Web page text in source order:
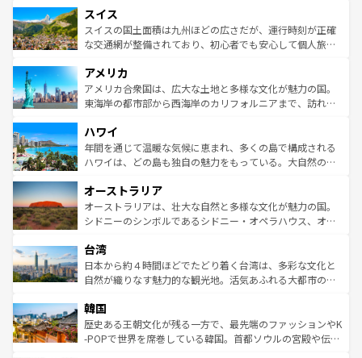
れる地方に足を運ぶとそれぞれで全く異なる文化を体験で
きるだろう。 なお、新着のフランス情報はコンテンツ一覧
を参照してほしい。
は、お酒好きな人にはぜひ体験してほしい。 なお、新着の
ドイツ情報はコンテンツ一覧を参照してほしい。
リアごとに異なる魅力がある。また、優雅なアフタヌーン
ティー、ビール好きにはたまらない英国パブ、サッカー観
戦など、本場だからこそできる体験も豊富。イギリスを旅
ンツ一覧を参照してほしい。
スイス
スイスの国土面積は九州ほどの広さだが、運行時刻が正確
な交通網が整備されており、初心者でも安心して個人旅行
の建物がそのまま残る町や、スイスならではのユニークな
博物館もあり、アルプス観光だけでなく町歩きも満喫する
ことができる。国民の所得が高いため物価も高いが、旅行
ば市内交通費無料で観光を楽しむこともできる。 なお、新
着のスイス情報はコンテンツ一覧 を参照してほしい。
アメリカ
アメリカ合衆国は、広大な土地と多様な文化が魅力の国。
東海岸の都市部から西海岸のカリフォルニアまで、訪れる
のような巨大都市は、観光、ショッピング、エンターテイ
ンメントが詰まった刺激的なスポットだ。一方、アメリカ
西部には大自然が広がり、グランドキャニオンやイエロー
部のニューオーリンズでは、音楽と美食が融合した独特の
文化が魅力。旅行者はアメリカの各地域で異なる魅力を楽
しみながら、その多様性と豊かな歴史を感じることができ
ならではの贅沢な旅のスタイルだ。 なお、新着のアメリカ
情報はコンテンツ一覧を参照してほしい。
ハワイ
年間を通じて温暖な気候に恵まれ、多くの島で構成される
ハワイは、どの島も独自の魅力をもっている。大自然の神
ワイ島は見逃せない。また、定番の観光地といえばオアフ
島だが、静かな自然を求めるならマウイ島やカウアイ島が
おすすめ。エメラルドグリーンに輝く海をはじめ、豊かな
れるおもてなしの心で訪れる人々を迎えてくれるハワイの
人々、おいしいローカルフードやハワイアンミュージッ
ク、伝統的なフラダンスなど、すべてがハワイの魅力を彩
ワイを、存分に味わってほしい。 なお、新着のハワイ情報
はコンテンツ一覧を参照してほしい。
オーストラリア
オーストラリアは、壮大な自然と多様な文化が魅力の国。
シドニーのシンボルであるシドニー・オペラハウス、オー
リアリーフや大陸中央部にそびえるウルル（エアーズロッ
ク）、タスマニアの美しい原生林やケアンズの熱帯雨林な
ど、見どころがたくさん。また、カフェやワイン、オージ
いる。アクティビティも充実しており、サーフィンやダイ
ビング、ハイキングなど、アウトドア好きにはたまらな
い。オーストラリアの多彩な魅力を存分に味わいつくそ
台湾
日本から約４時間ほどでたどり着く台湾は、多彩な文化と
自然が織りなす魅力的な観光地。活気あふれる大都市の台
ン）、静ひつな山岳地帯である台湾東部など、都市の喧騒
と山間の静けさが共存しており、訪れる人に新しい発見と
驚きをもたらしてくれる。また、奥深い台湾の食文化も魅
韓国
歴史ある王朝文化が残る一方で、最先端のファッションやK
-POPで世界を席巻している韓国。首都ソウルの宮殿や伝統